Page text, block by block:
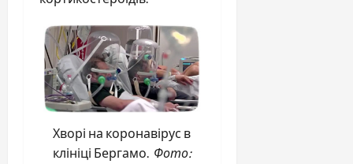
Хворі на коронавірус в
клініці Бергамо. Фото: